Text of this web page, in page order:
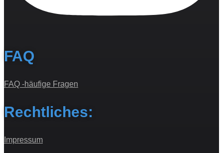
FAQ
FAQ -häufige Fragen
Rechtliches:
Impressum